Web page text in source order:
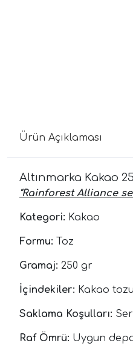
Ürün Açıklaması
Altınmarka Kakao
''Rainforest Alliance
Kategori: Kakao
Formu: Toz
Gramaj: 250 gr
İçindekiler: Kakao
Saklama Koşulları:
Raf Ömrü: Uygun